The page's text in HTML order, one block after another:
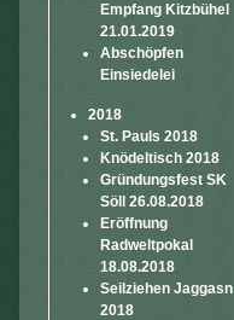
Empfang Kitzbühel
21.01.2019
Abschöpfen
Einsiedelei
2018
St. Pauls 2018
Knödeltisch 2018
Gründungsfest SK
Söll 26.08.2018
Eröffnung
Radweltpokal
18.08.2018
Seilziehen Jaggasn
2018